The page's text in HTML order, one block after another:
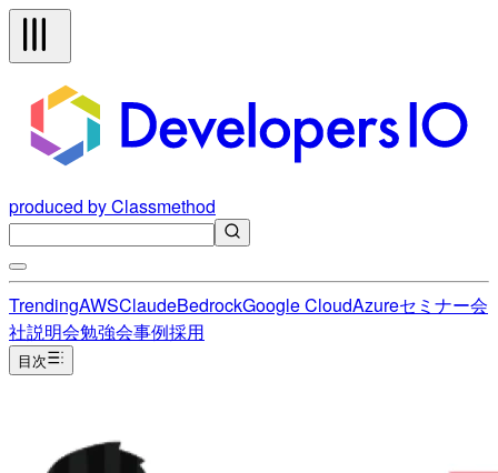
produced by Classmethod
TrendingAWSClaudeBedrockGoogle CloudAzureセミナー会
社説明会勉強会事例採用
目次